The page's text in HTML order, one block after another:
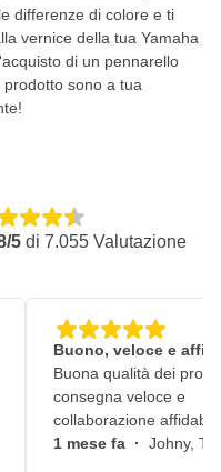
differenze di colore e ti
vernice della tua Yamaha
di un pennarello
sono a tua
5 di 7.055 Valutazione
Buono, veloce e
Buona qualità dei
consegna veloce e
collaborazione
1 mese fa · Johny,